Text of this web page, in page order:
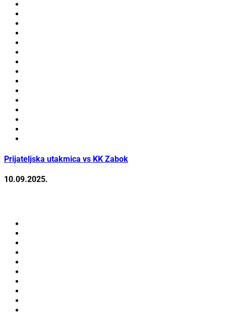
Prijateljska utakmica vs KK Zabok
10.09.2025.